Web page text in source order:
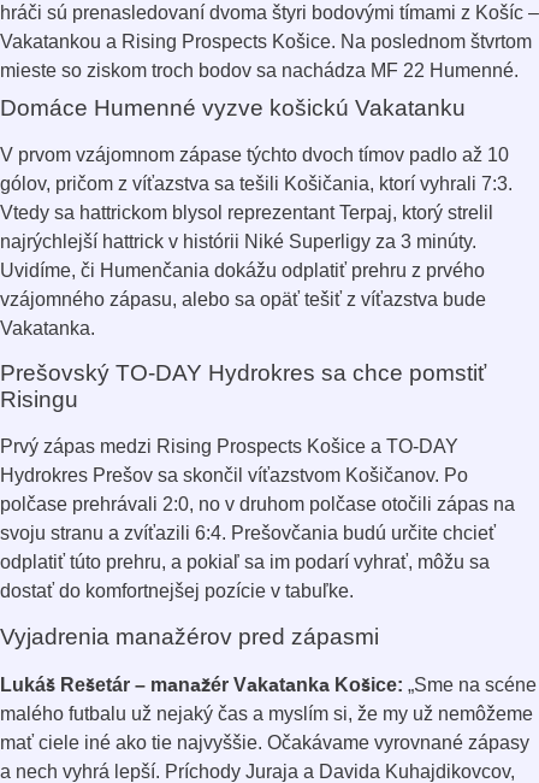
hráči sú prenasledovaní dvoma štyri bodovými tímami z Košíc –
Vakatankou a Rising Prospects Košice. Na poslednom štvrtom
mieste so ziskom troch bodov sa nachádza MF 22 Humenné.
Domáce Humenné vyzve košickú Vakatanku
V prvom vzájomnom zápase týchto dvoch tímov padlo až 10
gólov, pričom z víťazstva sa tešili Košičania, ktorí vyhrali 7:3.
Vtedy sa hattrickom blysol reprezentant Terpaj, ktorý strelil
najrýchlejší hattrick v histórii Niké Superligy za 3 minúty.
Uvidíme, či Humenčania dokážu odplatiť prehru z prvého
vzájomného zápasu, alebo sa opäť tešiť z víťazstva bude
Vakatanka.
Prešovský TO-DAY Hydrokres sa chce pomstiť
Risingu
Prvý zápas medzi Rising Prospects Košice a TO-DAY
Hydrokres Prešov sa skončil víťazstvom Košičanov. Po
polčase prehrávali 2:0, no v druhom polčase otočili zápas na
svoju stranu a zvíťazili 6:4. Prešovčania budú určite chcieť
odplatiť túto prehru, a pokiaľ sa im podarí vyhrať, môžu sa
dostať do komfortnejšej pozície v tabuľke.
Vyjadrenia manažérov pred zápasmi
Lukáš Rešetár – manažér Vakatanka Košice: „Sme na scéne
malého futbalu už nejaký čas a myslím si, že my už nemôžeme
mať ciele iné ako tie najvyššie. Očakávame vyrovnané zápasy
a nech vyhrá lepší. Príchody Juraja a Davida Kuhajdikovcov,